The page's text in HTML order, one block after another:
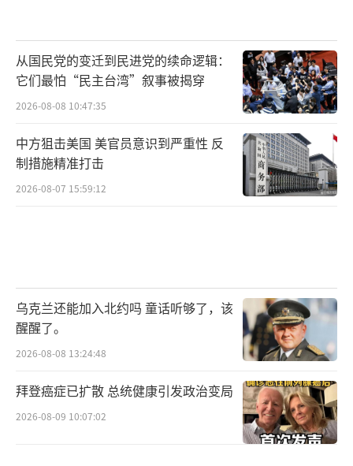
从国民党的变迁到民进党的续命逻辑：
它们最怕“民主台湾”叙事被揭穿
2026-08-08 10:47:35
中方狙击美国 美官员意识到严重性 反
制措施精准打击
2026-08-07 15:59:12
乌克兰还能加入北约吗 童话听够了，该
醒醒了。
2026-08-08 13:24:48
拜登癌症已扩散 总统健康引发政治变局
2026-08-09 10:07:02